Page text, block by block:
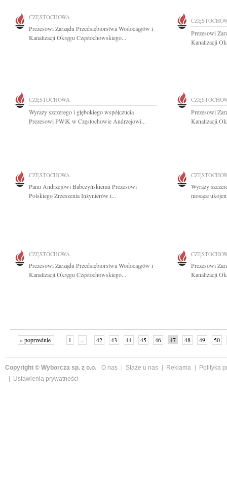
CZĘSTOCHOWA
Prezesowi Zarządu Przedsiębiorstwa Wodociągów i
Kanalizacji Okręgu Częstochowskiego...
Prezesowi
Kanalizacji
CZĘSTOCHOWA
Wyrazy szczerego i głębokiego współczucia
Prezesowi PWiK w Częstochowie Andrzejowi...
Prezesowi
Kanalizacji
CZĘSTOCHOWA
Panu Andrzejowi Babczyńskiemu Prezesowi
Polskiego Zrzeszenia Inżynierów i...
Wyrazy
niosące
CZĘSTOCHOWA
Prezesowi Zarządu Przedsiębiorstwa Wodociągów i
Kanalizacji Okręgu Częstochowskiego...
Prezesowi
Kanalizacji
« poprzednie 1 ... 42 43 44 45 46 47 48 49
50
Copyright © Wyborcza sp. z o.o. O nas Staże u nas Reklama
Polityka
Ustawienia prywatności